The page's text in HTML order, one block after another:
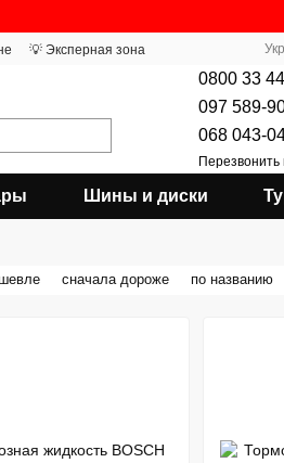
💡 Эксперная зона Укр
0800 33
097 589-
068 043-
Перезвонить
Шины и диски
сначала дороже по названию